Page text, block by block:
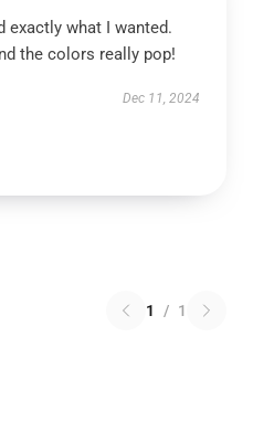
exactly what I wanted.
the colors really pop!
Dec 11, 2024
1 / 1